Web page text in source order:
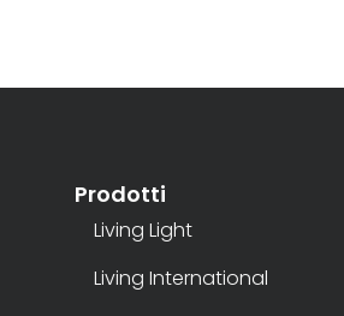
Prodotti
Living Light
Living International